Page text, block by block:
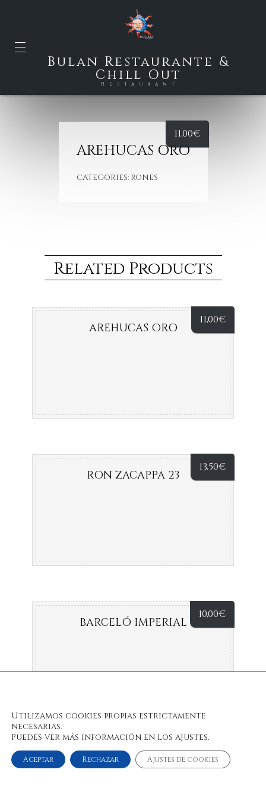
Bulan Restaurante &
Chill Out
Restaurant
AREHUCAS ORO
CATEGORIES: RONES
11,00€
Related Products
11,00€
AREHUCAS ORO
13,50€
RON ZACAPPA 23
10,00€
BARCELÓ IMPERIAL
Utilizamos cookies propias estrictamente
necesarias.
Puedes ver más información en los ajustes.
Aceptar Rechazar Ajustes de cookies